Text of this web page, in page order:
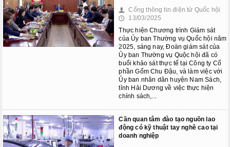
Phiên họp giữa 2 đợt của kỳ
họp thứ 6
Phiên họp thứ 28
👤 Cổng thông tin điện tử Quốc hội
🕔
13/03/2025
Thực hiện Chương trình Giám sát
của Ủy ban Thường vụ Quốc hội năm
2025, sáng nay, Đoàn giám sát của
Ủy ban Thường vụ Quộc hội đã có
buổi khảo sát thực tế tại Công ty Cổ
phần Gốm Chu Đậu, và làm việc với
Ủy ban nhân dân huyện Nam Sách,
tỉnh Hải Dương về việc thực hiện
chính sách,...
Cần quan tâm đào tạo nguồn lao
động có kỹ thuật tay nghề cao tại
doanh nghiệp